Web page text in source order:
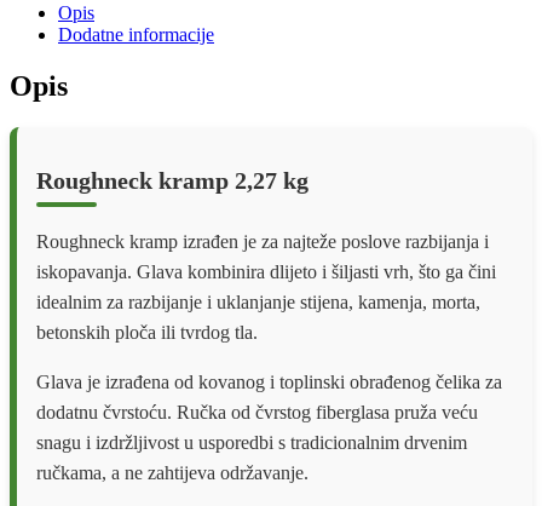
Opis
Dodatne informacije
Opis
Roughneck kramp 2,27 kg
Roughneck kramp izrađen je za najteže poslove razbijanja i
iskopavanja. Glava kombinira dlijeto i šiljasti vrh, što ga čini
idealnim za razbijanje i uklanjanje stijena, kamenja, morta,
betonskih ploča ili tvrdog tla.
Glava je izrađena od kovanog i toplinski obrađenog čelika za
dodatnu čvrstoću. Ručka od čvrstog fiberglasa pruža veću
snagu i izdržljivost u usporedbi s tradicionalnim drvenim
ručkama, a ne zahtijeva održavanje.